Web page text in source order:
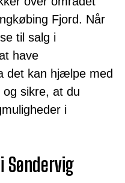
Fjord. Når
til salg i
have
det kan hjælpe med
sikre, at du
i
Søndervig